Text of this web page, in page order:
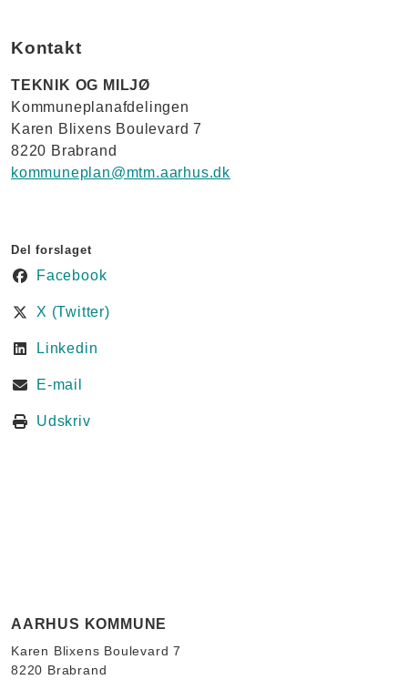
Kontakt
TEKNIK OG MILJØ
Kommuneplanafdelingen
Karen Blixens Boulevard 7
8220 Brabrand
kommuneplan@mtm.aarhus.dk
Del forslaget
Facebook
X (Twitter)
Linkedin
E-mail
Udskriv
AARHUS KOMMUNE
Karen Blixens Boulevard 7
8220 Brabrand